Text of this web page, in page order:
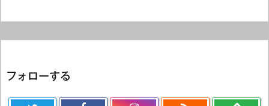
フォローする